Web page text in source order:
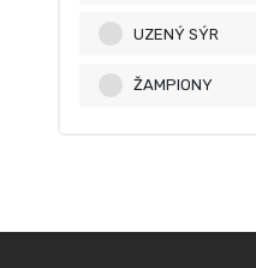
UZENÝ SÝR
ŽAMPIONY